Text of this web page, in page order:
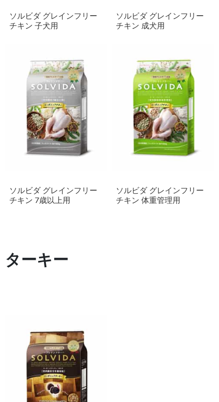
ソルビダ グレインフリー
チキン 子犬用
ソルビダ グレインフリー
チキン 成犬用
ソルビダ グレインフリー
チキン 7歳以上用
ソルビダ グレインフリー
チキン 体重管理用
ターキー